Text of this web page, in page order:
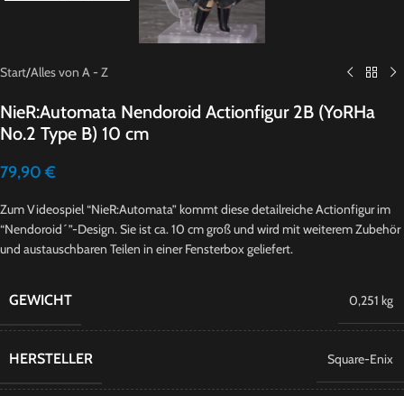
Start/Alles von A - Z
NieR:Automata Nendoroid Actionfigur 2B (YoRHa
No.2 Type B) 10 cm
79,90 €
Zum Videospiel “NieR:Automata” kommt diese detailreiche Actionfigur im
“Nendoroid´”-Design. Sie ist ca. 10 cm groß und wird mit weiterem Zubehör
und austauschbaren Teilen in einer Fensterbox geliefert.
GEWICHT 0,251 kg
HERSTELLER Square-Enix